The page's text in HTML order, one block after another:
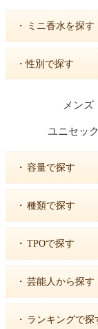
・ ミニ香水を探す
・性別で探す
メンズ
ユニセッ
・ 容量で探す
・ 種類で探す
・ TPOで探す
・ 芸能人から探す
・ ランキングで探